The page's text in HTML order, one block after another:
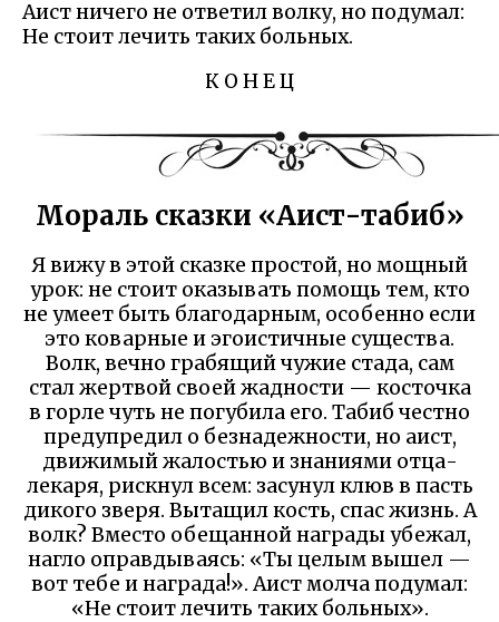
Аист ничего не ответил волку, но подумал:
Не стоит лечить таких больных.
К О Н Е Ц
Мораль сказки «Аист-табиб»
Я вижу в этой сказке простой, но мощный
урок: не стоит оказывать помощь тем, кто
не умеет быть благодарным, особенно если
это коварные и эгоистичные существа.
Волк, вечно грабящий чужие стада, сам
стал жертвой своей жадности — косточка
в горле чуть не погубила его. Табиб честно
предупредил о безнадежности, но аист,
движимый жалостью и знаниями отца-
лекаря, рискнул всем: засунул клюв в пасть
дикого зверя. Вытащил кость, спас жизнь. А
волк? Вместо обещанной награды убежал,
нагло оправдываясь: «Ты целым вышел —
вот тебе и награда!». Аист молча подумал:
«Не стоит лечить таких больных».